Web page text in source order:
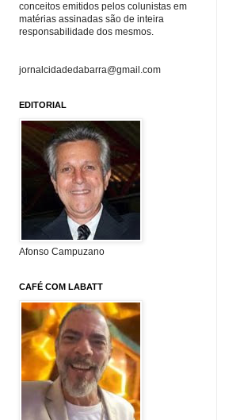
conceitos emitidos pelos colunistas em
matérias assinadas são de inteira
responsabilidade dos mesmos.
jornalcidadedabarra@gmail.com
EDITORIAL
Afonso Campuzano
CAFÉ COM LABATT